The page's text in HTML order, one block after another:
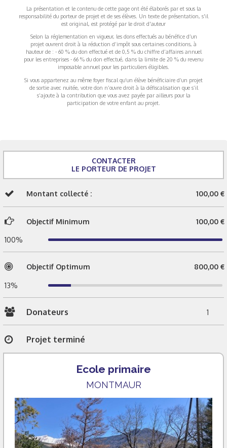
La présentation et le contenu de cette page ont été élaborés par et sous la
responsabilité du porteur de projet et de ses élèves. Un texte de présentation, s'il
est original, est protégé par le droit d'auteur
Selon la réglementation en vigueur, les dons effectués au bénéfice d’un
projet ouvrent droit à la réduction d’impôt sous certaines conditions, à
hauteur de : - 60 % du don effectué et de 0,5 % du chiffre d’affaires annuel
pour les entreprises - 66 % du don effectué, dans la limite de 20 % du revenu
imposable annuel pour les particuliers éligibles.
Si vous appartenez au même foyer fiscal qu’un élève bénéficiaire d’un projet
de sortie avec nuitée, votre don n’ouvre droit à la défiscalisation que s’il
s’ajoute à la contribution que vous avez payée par ailleurs pour la
participation de votre enfant au projet.
CONTACTER
LE PORTEUR DE PROJET
Montant collecté : 100,00 €
Objectif Minimum 100,00 €
100%
Objectif Optimum 800,00 €
13%
Donateurs 1
Projet terminé
Ecole primaire
MONTMAUR